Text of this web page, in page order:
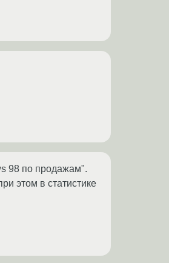
98 по продажам".
этом в статистике